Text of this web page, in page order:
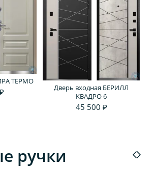
ТЕРМО
Дверь входная БЕРИЛЛ
КВАДРО 6
45 500 ₽
ручки